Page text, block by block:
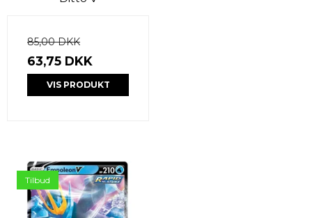
85,00 DKK
63,75 DKK
VIS PRODUKT
Tilbud